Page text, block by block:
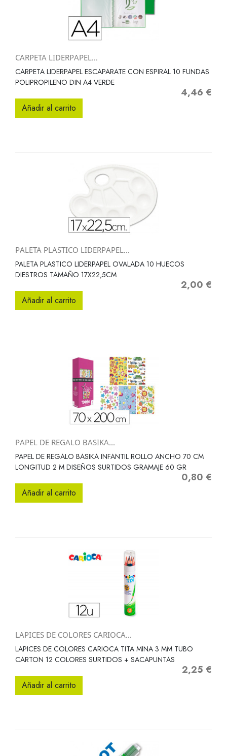
CARPETA LIDERPAPEL...
CARPETA LIDERPAPEL ESCAPARATE CON ESPIRAL 10 FUNDAS
POLIPROPILENO DIN A4 VERDE
Precio
4,46 €
Añadir al carrito
PALETA PLASTICO LIDERPAPEL...
PALETA PLASTICO LIDERPAPEL OVALADA 10 HUECOS
DIESTROS TAMAÑO 17X22,5CM
Precio
2,00 €
Añadir al carrito
PAPEL DE REGALO BASIKA...
PAPEL DE REGALO BASIKA INFANTIL ROLLO ANCHO 70 CM
LONGITUD 2 M DISEÑOS SURTIDOS GRAMAJE 60 GR
Precio
0,80 €
Añadir al carrito
LAPICES DE COLORES CARIOCA...
LAPICES DE COLORES CARIOCA TITA MINA 3 MM TUBO
CARTON 12 COLORES SURTIDOS + SACAPUNTAS
Precio
2,25 €
Añadir al carrito